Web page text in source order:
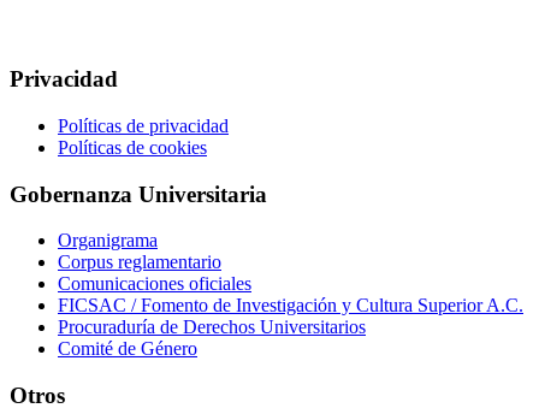
Privacidad
Políticas de privacidad
Políticas de cookies
Gobernanza Universitaria
Organigrama
Corpus reglamentario
Comunicaciones oficiales
FICSAC / Fomento de Investigación y Cultura Superior A.C.
Procuraduría de Derechos Universitarios
Comité de Género
Otros